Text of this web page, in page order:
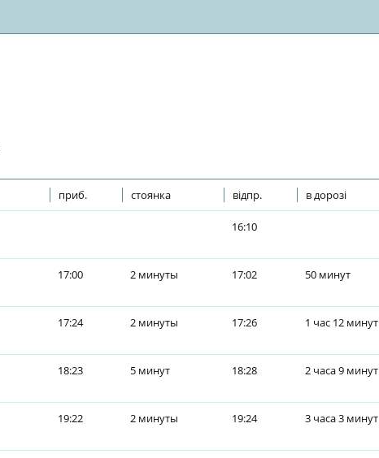
приб. стоянка відпр. в дорозі
16:10
17:00 2 минуты 17:02 50 минут
17:24 2 минуты 17:26 1 час 12 минут
18:23 5 минут 18:28 2 часа 9 минут
19:22 2 минуты 19:24 3 часа 3